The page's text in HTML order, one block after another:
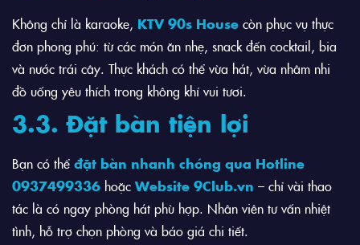
Không chỉ là karaoke, KTV 90s House còn phục vụ thực
đơn phong phú: từ các món ăn nhẹ, snack đến cocktail, bia
và nước trái cây. Thực khách có thể vừa hát, vừa nhâm nhi
đồ uống yêu thích trong không khí vui tươi.
3.3. Đặt bàn tiện lợi
Bạn có thể đặt bàn nhanh chóng qua Hotline
0937499336 hoặc Website 9Club.vn – chỉ vài thao
tác là có ngay phòng hát phù hợp. Nhân viên tư vấn nhiệt
tình, hỗ trợ chọn phòng và báo giá chi tiết.